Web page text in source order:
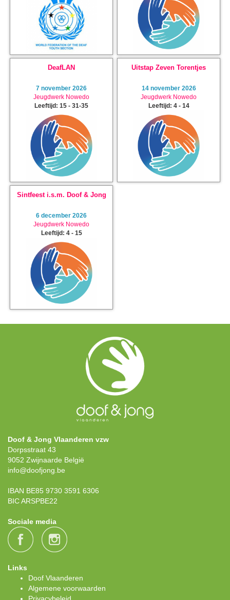
DeafLAN
7 november 2026
Jeugdwerk Nowedo
Leeftijd: 15 - 31-35
Uitstap Zeven Torentjes
14 november 2026
Jeugdwerk Nowedo
Leeftijd: 4 - 14
Sintfeest i.s.m. Doof & Jong
6 december 2026
Jeugdwerk Nowedo
Leeftijd: 4 - 15
Doof & Jong Vlaanderen vzw
Dorpsstraat 43
9052 Zwijnaarde België
info@doofjong.be
IBAN BE85 9730 3591 6306
BIC ARSPBE22
Sociale media
Links
Doof Vlaanderen
Algemene voorwaarden